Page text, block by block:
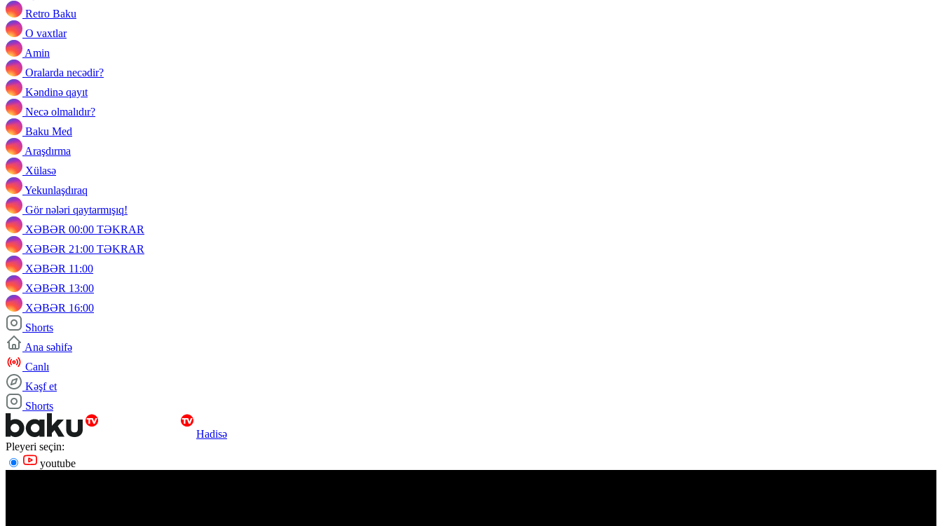
Retro Baku
O vaxtlar
Amin
Oralarda necədir?
Kəndinə qayıt
Necə olmalıdır?
Baku Med
Araşdırma
Xülasə
Yekunlaşdıraq
Gör nələri qaytarmışıq!
XƏBƏR 00:00 TƏKRAR
XƏBƏR 21:00 TƏKRAR
XƏBƏR 11:00
XƏBƏR 13:00
XƏBƏR 16:00
Shorts
Ana səhifə
Canlı
Kəşf et
Shorts
Hadisə
Pleyeri seçin:
youtube